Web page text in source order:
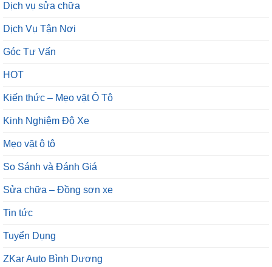
Dịch vụ sửa chữa
Dịch Vụ Tận Nơi
Góc Tư Vấn
HOT
Kiến thức – Mẹo vặt Ô Tô
Kinh Nghiệm Độ Xe
Mẹo vặt ô tô
So Sánh và Đánh Giá
Sửa chữa – Đồng sơn xe
Tin tức
Tuyển Dụng
ZKar Auto Bình Dương